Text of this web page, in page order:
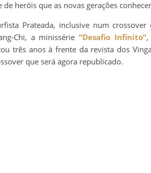
heróis que as novas gerações
Prateada, inclusive num crossover
Chi, a minissérie“Desafio Infinito”
três anos à frente da revista dos
que será agora republicado.